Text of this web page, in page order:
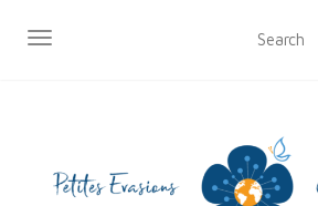
OUVRIR/FERMER LA NAVIGATION